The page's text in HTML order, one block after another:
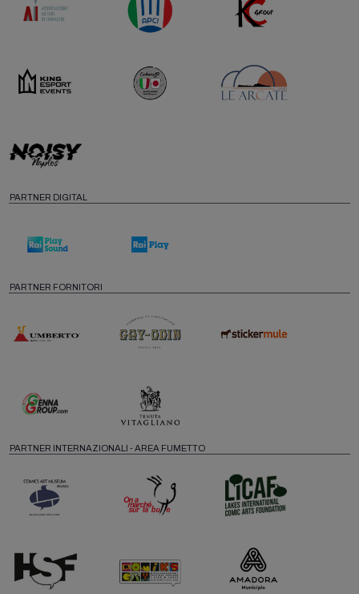
PARTNER DIGITAL
PARTNER FORNITORI
PARTNER INTERNAZIONALI - AREA FUMETTO